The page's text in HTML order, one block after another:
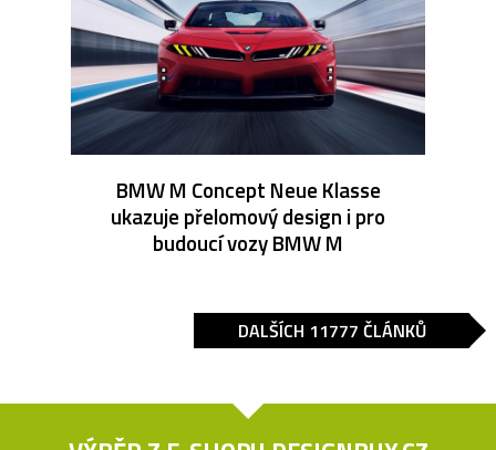
BMW M Concept Neue Klasse
ukazuje přelomový design i pro
budoucí vozy BMW M
DALŠÍCH 11777 ČLÁNKŮ